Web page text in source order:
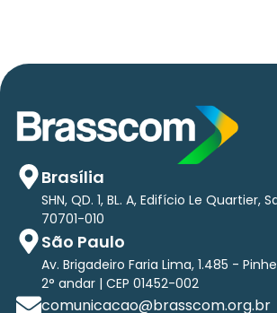
Brasília
SHN, QD. 1, BL. A, Edifício Le Quartier,
70701-010
São Paulo
Av. Brigadeiro Faria Lima, 1.485 -
2° andar | CEP 01452-002
comunicacao@brasscom.org.br